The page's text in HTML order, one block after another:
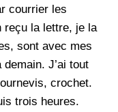
courrier les
reçu la lettre, je la
sont avec mes
J’ai tout
crochet.
trois heures.